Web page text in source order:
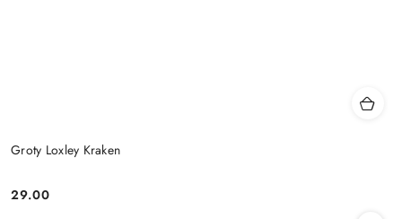
Groty Loxley Kraken
Cena:
29.00